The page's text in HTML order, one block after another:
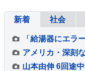
新着 社会